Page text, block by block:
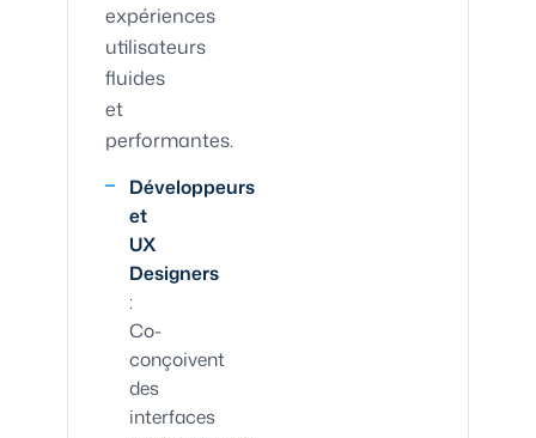
expériences
utilisateurs
fluides
et
performantes.
Développeurs
et
UX
Designers
:
Co-
conçoivent
des
interfaces